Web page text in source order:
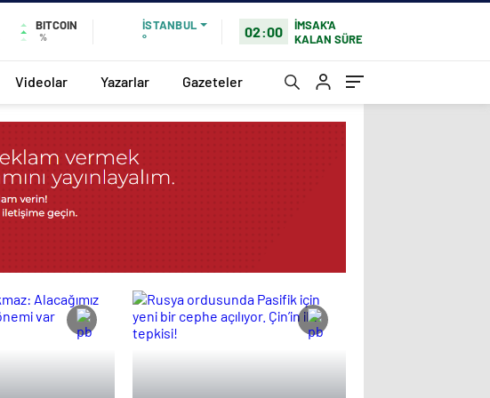
BITCOIN
%
İSTANBUL
°
02:00
İMSAK'A
KALAN SÜRE
Videolar Yazarlar Gazeteler